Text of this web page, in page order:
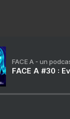
FACE A - un
FACE A #30 :